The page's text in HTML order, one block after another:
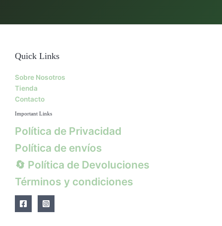
Quick Links
Sobre Nosotros
Tienda
Contacto
Important Links
Política de Privacidad
Política de envíos
🔄 Política de Devoluciones
Términos y condiciones